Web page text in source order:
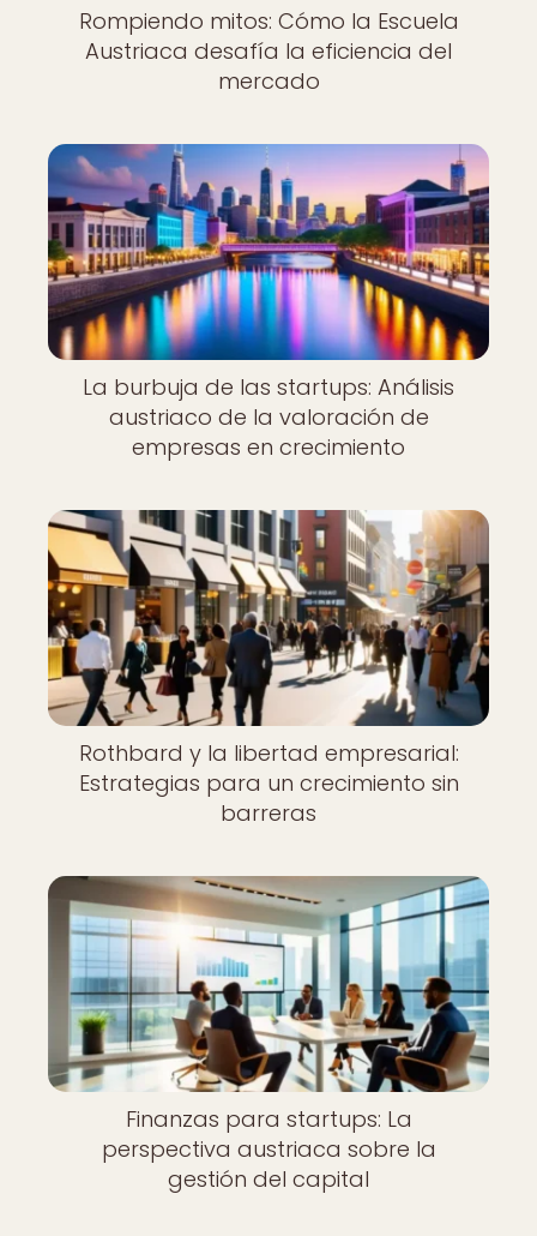
Rompiendo mitos: Cómo la Escuela
Austriaca desafía la eficiencia del
mercado
La burbuja de las startups: Análisis
austriaco de la valoración de
empresas en crecimiento
Rothbard y la libertad empresarial:
Estrategias para un crecimiento sin
barreras
Finanzas para startups: La
perspectiva austriaca sobre la
gestión del capital